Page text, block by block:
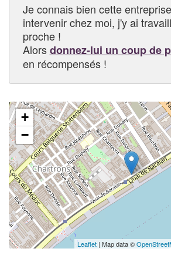
Je connais bien cette
intervenir chez moi, j'y ai
proche !
Alorsdonnez-lui un coup de
en récompensés !
+
−
Leaflet | Map data ©